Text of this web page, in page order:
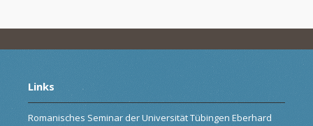
Links
Romanisches Seminar der Universität Tübingen Eberhard